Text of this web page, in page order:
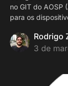
no GIT do AOSP
para os
Rodrigo
3 de